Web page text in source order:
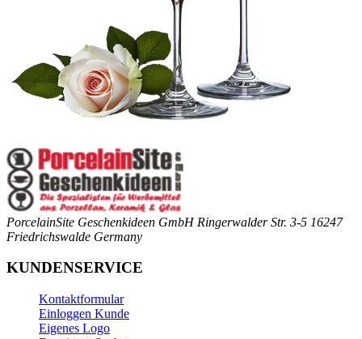
PorcelainSite Geschenkideen GmbH Ringerwalder Str. 3-5 16247
Friedrichswalde Germany
KUNDENSERVICE
Kontaktformular
Einloggen Kunde
Eigenes Logo